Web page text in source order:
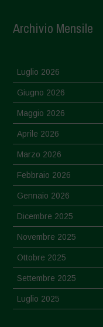
Archivio Mensile
Luglio 2026
Giugno 2026
Maggio 2026
Aprile 2026
Marzo 2026
Febbraio 2026
Gennaio 2026
Dicembre 2025
Novembre 2025
Ottobre 2025
Settembre 2025
Luglio 2025